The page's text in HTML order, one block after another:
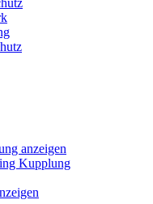
anzeigen
Kupplung